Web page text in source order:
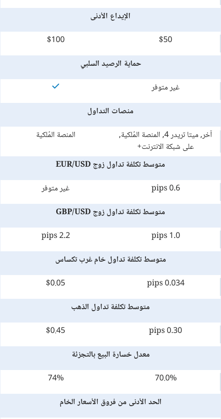
الإيداع الأدنى
$50
$100
حماية الرصيد السلبي
غير متوفر
منصات التداول
آخر, ميتا تريدر 4, المنصة المٌلكية,
على شبكة الانترنت+
المنصة المٌلكية
متوسط تكلفة تداول زوج EUR/USD
0.6 pips
غير متوفر
متوسط تكلفة تداول زوج GBP/USD
1.0 pips
2.2 pips
متوسط تكلفة تداول خام غرب تكساس
0.034 pips
$0.05
متوسط تكلفة تداول الذهب
0.30 pips
$0.45
معدل خسارة البيع بالتجزئة
70.0%
74%
الحد الأدنى من فروق الأسعار الخام